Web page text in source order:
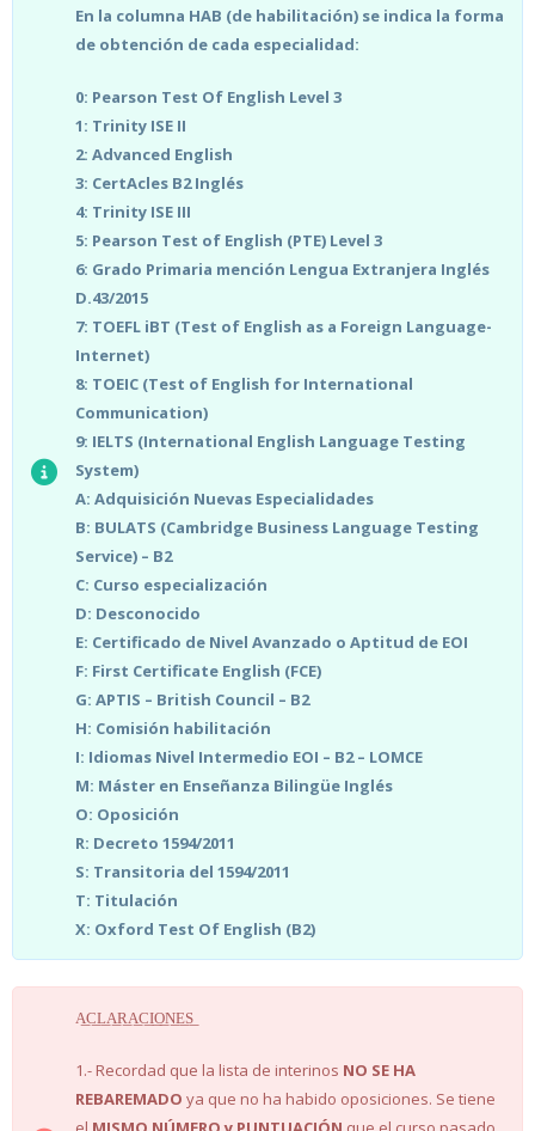
En la columna HAB (de habilitación) se indica la forma
de obtención de cada especialidad:
0: Pearson Test Of English Level 3
1: Trinity ISE II
2: Advanced English
3: CertAcles B2 Inglés
4: Trinity ISE III
5: Pearson Test of English (PTE) Level 3
6: Grado Primaria mención Lengua Extranjera Inglés
D.43/2015
7: TOEFL iBT (Test of English as a Foreign Language-
Internet)
8: TOEIC (Test of English for International
Communication)
9: IELTS (International English Language Testing
System)
A: Adquisición Nuevas Especialidades
B: BULATS (Cambridge Business Language Testing
Service) – B2
C: Curso especialización
D: Desconocido
E: Certificado de Nivel Avanzado o Aptitud de EOI
F: First Certificate English (FCE)
G: APTIS – British Council – B2
H: Comisión habilitación
I: Idiomas Nivel Intermedio EOI – B2 – LOMCE
M: Máster en Enseñanza Bilingüe Inglés
O: Oposición
R: Decreto 1594/2011
S: Transitoria del 1594/2011
T: Titulación
X: Oxford Test Of English (B2)
A͟C͟L͟A͟R͟A͟C͟I͟O͟N͟E͟S͟
1.- Recordad que la lista de interinos NO SE HA
REBAREMADO ya que no ha habido oposiciones. Se tiene